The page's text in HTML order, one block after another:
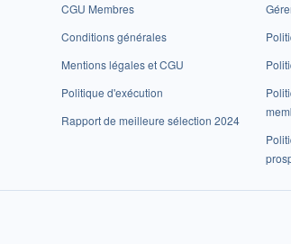
CGU Membres
Conditions générales
Mentions légales et CGU
Politique d'exécution
Rapport de meilleure sélection 2024